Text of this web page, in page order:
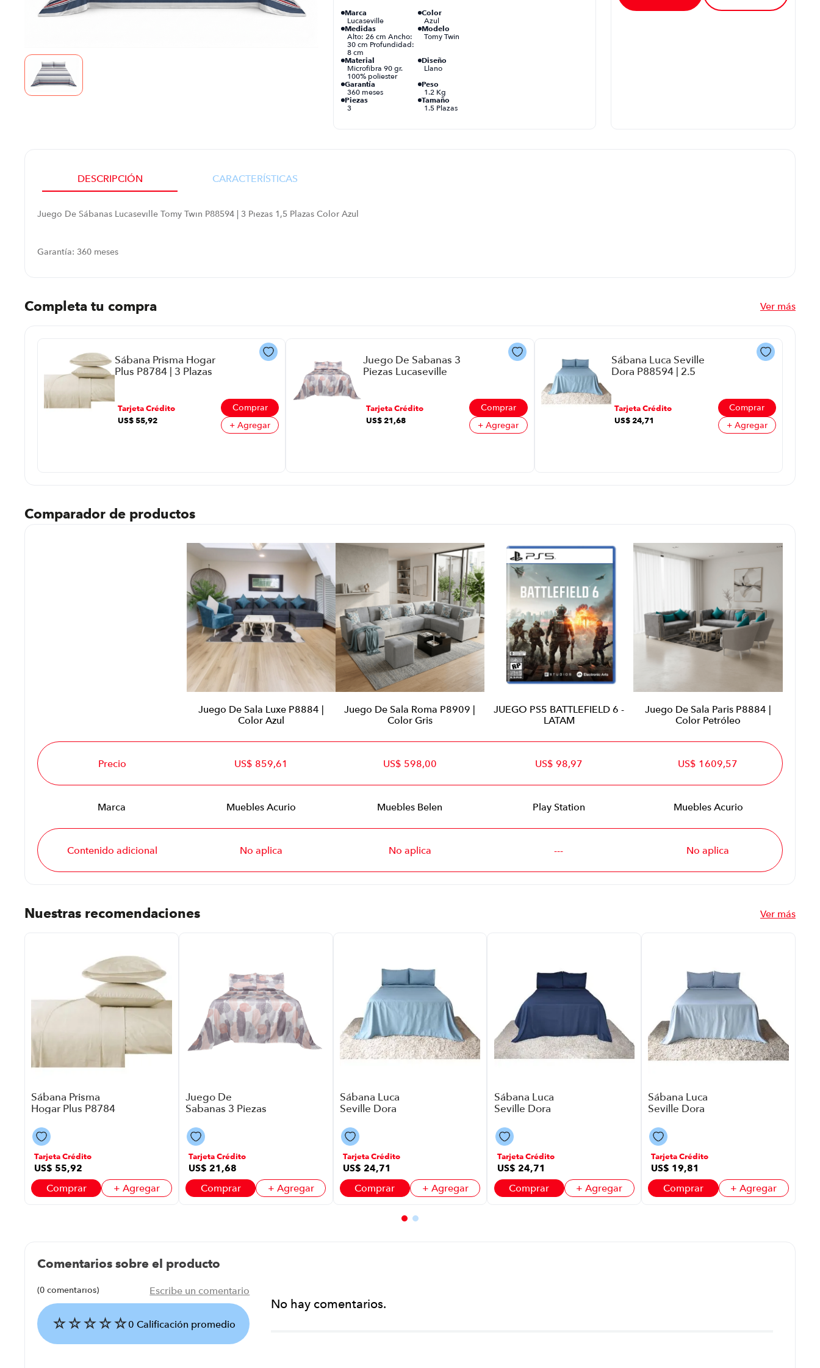
Marca
Lucaseville
Color
Azul
Medidas
Alto: 26 cm Ancho:
30 cm Profundidad:
8 cm
Modelo
Tomy Twin
Material
Microfibra 90 gr.
100% poliester
Diseño
Llano
Garantía
360 meses
Peso
1.2 Kg
Piezas
3
Tamaño
1.5 Plazas
DESCRIPCIÓN CARACTERÍSTICAS
Juego De Sábanas Lucaseville Tomy Twin P88594 | 3 Piezas 1,5 Plazas Color Azul
Garantía: 360 meses
Completa tu compra Ver más
Sábana Prisma Hogar
Plus P8784 | 3 Plazas
Color Beige
Tarjeta Crédito
US$ 55,92
Comprar
+ Agregar
Juego De Sabanas 3
Piezas Lucaseville
Tarjeta Crédito
US$21,68
Comprar
+ Agregar
Sábana Luca Seville
Dora P88594 | 2.5
Tarjeta Crédito
US$ 24,71
Comprar
+ Agregar
Comparador de productos
Juego De Sala Luxe P8884 |
Color Azul
Juego De Sala Roma P8909 |
Color Gris
JUEGO PS5 BATTLEFIELD 6 -
LATAM
Juego De Sala Paris P8884 |
Color Petróleo
Precio US$ 859,61 US$ 598,00 US$ 98,97 US$ 1609,57
Marca Muebles Acurio Muebles Belen Play Station Muebles Acurio
Contenido adicional No aplica No aplica --- No aplica
Nuestras recomendaciones Ver más
Sábana Prisma
Hogar Plus P8784
Beige
Tarjeta Crédito
US$ 55,92
Comprar + Agregar
Juego De
Sabanas 3 Piezas
P88594 | 1,5
Plazas Color
Salmon
Tarjeta Crédito
US$ 21 ,68
Comprar + Agregar
Sábana Luca
Seville Dora
Plazas Color
Celeste
Tarjeta Crédito
US$ 24,71
Comprar + Agregar
Sábana Luca
Seville Dora
Plazas Color Azul
Marino
Tarjeta Crédito
US$ 24,71
Comprar + Agregar
Sábana Luca
Seville Dora
Plazas Color
Skyblue
Tarjeta Crédito
US$ 19,81
Comprar + Agregar
Comentarios sobre el producto
☆☆☆☆☆0 Calificación promedio
(0 comentarios) Escribe un comentario
No hay comentarios.